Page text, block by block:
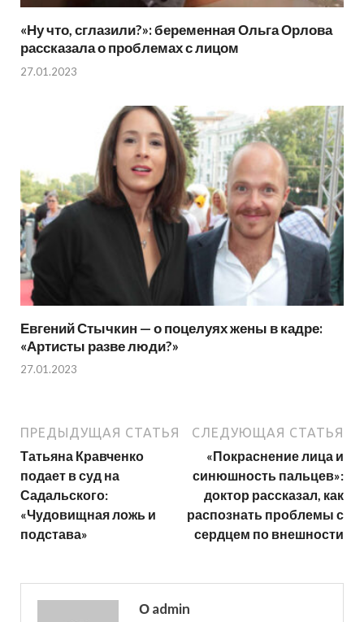
«Ну что, сглазили?»: беременная Ольга Орлова
рассказала о проблемах с лицом
27.01.2023
Евгений Стычкин — о поцелуях жены в кадре:
«Артисты разве люди?»
27.01.2023
ПРЕДЫДУЩАЯ СТАТЬЯ
Татьяна Кравченко
подает в суд на
Садальского:
«Чудовищная ложь и
подстава»
СЛЕДУЮЩАЯ СТАТЬЯ
«Покраснение лица и
синюшность пальцев»:
доктор рассказал, как
распознать проблемы с
сердцем по внешности
О admin